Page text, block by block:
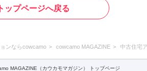
トップページへ戻る
ンならcowcamo cowcamo MAGAZINE 中古住宅
MAGAZINE（カウカモマガジン） トップページ